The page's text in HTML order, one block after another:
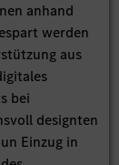
anhand
werden
aus
bei
designten
Einzug in